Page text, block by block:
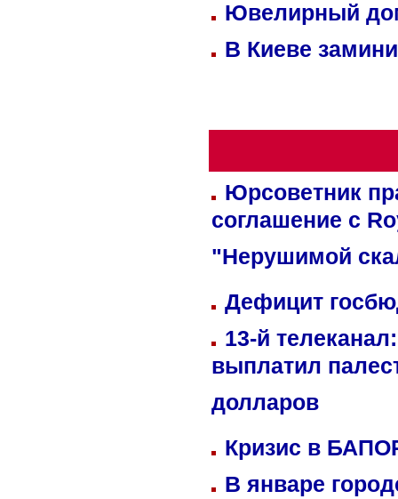
Ювелирный
В Киеве
Юрсоветник
соглашение с
"Нерушимой
Дефицит
13-й
выплатил
долларов
Кризис в
В январе